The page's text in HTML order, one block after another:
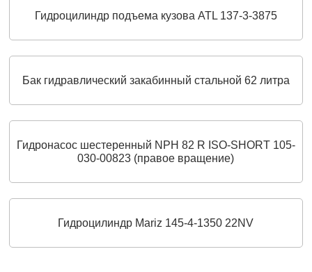
Гидроцилиндр подъема кузова ATL 137-3-3875
Бак гидравлический закабинный стальной 62 литра
Гидронасос шестеренный NPH 82 R ISO-SHORT 105-
030-00823 (правое вращение)
Гидроцилиндр Mariz 145-4-1350 22NV